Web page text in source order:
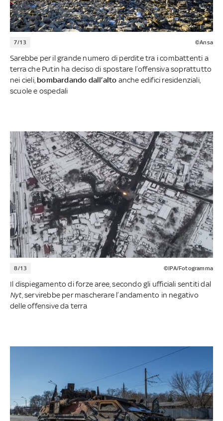
7/13 ©Ansa
Sarebbe per il grande numero di perdite tra i combattenti a
terra che Putin ha deciso di spostare l’offensiva soprattutto
nei cieli, bombardando dall’alto anche edifici residenziali,
scuole e ospedali
8/13 ©IPA/Fotogramma
Il dispiegamento di forze aree, secondo gli ufficiali sentiti dal
Nyt, servirebbe per mascherare l’andamento in negativo
delle offensive da terra